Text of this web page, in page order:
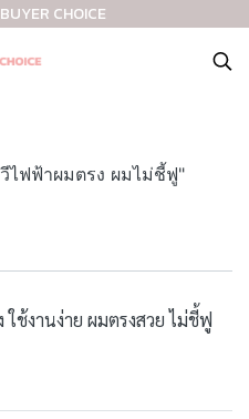
CHOICE
ไฟฟ้าผมตรง ผมไม่ชี้ฟู"
ช้งานง่าย ผมตรงสวย ไม่ชี้ฟู